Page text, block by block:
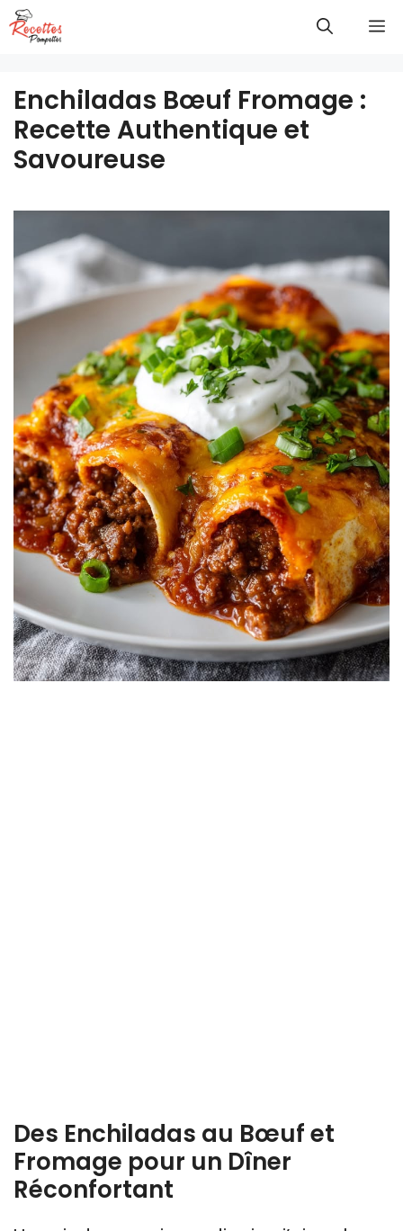
Aller
au
Enchiladas Bœuf Fromage :
Recette Authentique et
Savoureuse
Des Enchiladas au Bœuf et
Fromage pour un Dîner
Réconfortant